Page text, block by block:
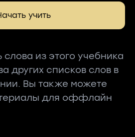
учить
слова из этого учебника
других списков слов в
Вы также можете
для оффлайн